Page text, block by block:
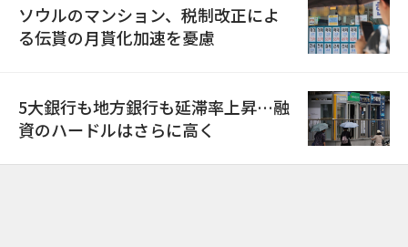
ソウルのマンション、税制改正によ
る伝貰の月貰化加速を憂慮
5大銀行も地方銀行も延滞率上昇…融
資のハードルはさらに高く